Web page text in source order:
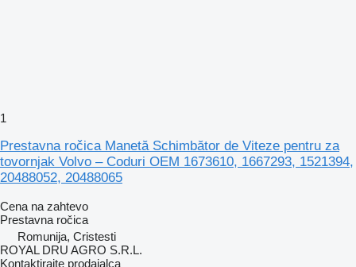
1
Prestavna ročica Manetă Schimbător de Viteze pentru za
tovornjak Volvo – Coduri OEM 1673610, 1667293, 1521394,
20488052, 20488065
Cena na zahtevo
Prestavna ročica
Romunija, Cristesti
ROYAL DRU AGRO S.R.L.
Kontaktirajte prodajalca